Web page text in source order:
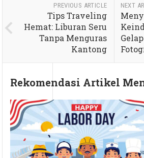
PREVIOUS ARTICLE
Tips Traveling
Hemat: Liburan Seru
Tanpa Menguras
Kantong
NEXT
Rekomendasi Artikel